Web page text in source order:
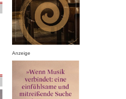
Anzeige